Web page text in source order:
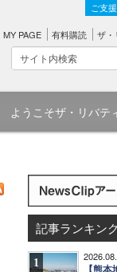
ご支
MY PAGE 有料購読 ザ・
ようこそザ・リバテ
記事ランキン
1
【熊